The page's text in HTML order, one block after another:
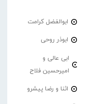
ابوالفضل کرامت
ابوذر روحی
ابی عالی و
امیرحسین فلاح
اثنا و رضا پیشرو